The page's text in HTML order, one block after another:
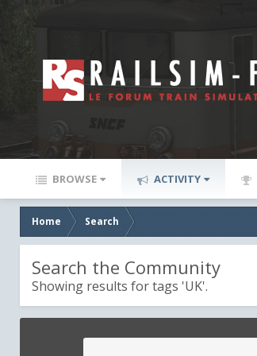
BROWSE ACTIVITY
Home Search
Search the Community
Showing results for tags 'UK'.